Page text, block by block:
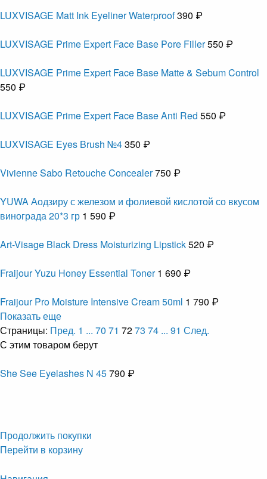
LUXVISAGE Matt Ink Eyeliner Waterproof390 ₽
LUXVISAGE Prime Expert Face Base Pore Filler550 ₽
LUXVISAGE Prime Expert Face Base Matte & Sebum Control
550 ₽
LUXVISAGE Prime Expert Face Base Anti Red 550 ₽
LUXVISAGE Eyes Brush №4350 ₽
Vivienne Sabo Retouche Concealer750 ₽
YUWA Аодзиру с железом и фолиевой кислотой со вкусом
винограда 20*3 гр 1 590 ₽
Art-Visage Black Dress Moisturizing Lipstick520 ₽
Fraijour Yuzu Honey Essential Toner 1 690 ₽
Fraijour Pro Moisture Intensive Cream 50ml 1 790 ₽
Показать еще
Страницы: Пред. 1 ... 70 71 7273 74 ... 91 След.
С этим товаром берут
She See Eyelashes N 45790 ₽
Продолжить покупки
Перейти в корзину